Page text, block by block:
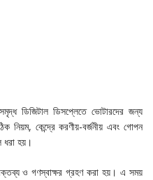
ডিজিটাল ডিসপ্লেতে ভোটারদের জন্য
নিয়ম, কেন্দ্রে করণীয়-বর্জনীয় এবং গোপন
ধরা হয়।
বক্তব্য ও গণস্বাক্ষর গ্রহণ করা হয়। এ সময়